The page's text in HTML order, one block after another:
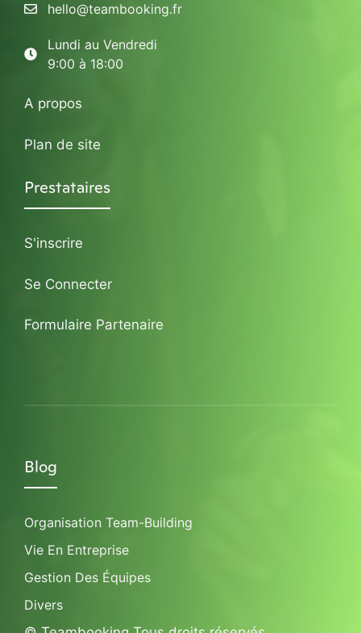
hello@teambooking.fr
Lundi au Vendredi
9:00 à 18:00
A propos
Plan de site
Prestataires
S'inscrire
Se Connecter
Formulaire Partenaire
Blog
Organisation Team-Building
Vie En Entreprise
Gestion Des Équipes
Divers